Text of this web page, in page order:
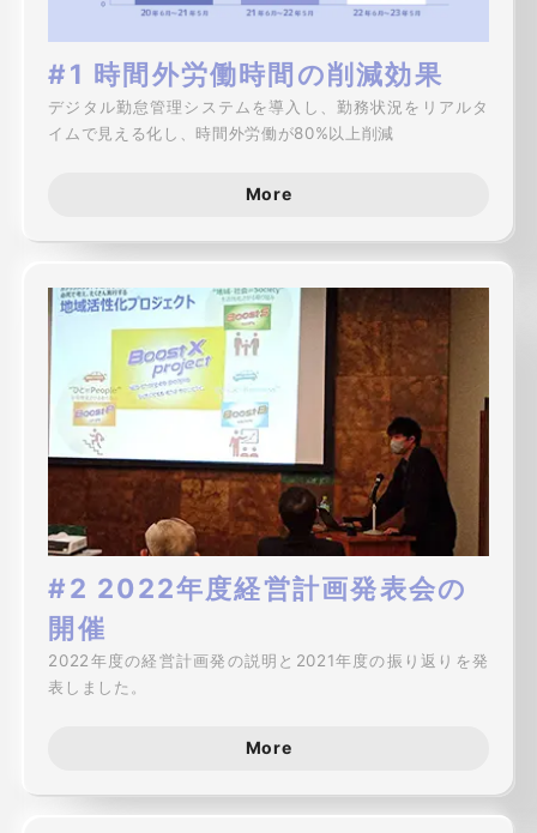
#1 時間外労働時間の削減効果
デジタル勤怠管理システムを導入し、勤務状況をリアルタ
イムで見える化し、時間外労働が80%以上削減
More
#2 2022年度経営計画発表会の
開催
2022年度の経営計画発の説明と2021年度の振り返りを発
表しました。
More